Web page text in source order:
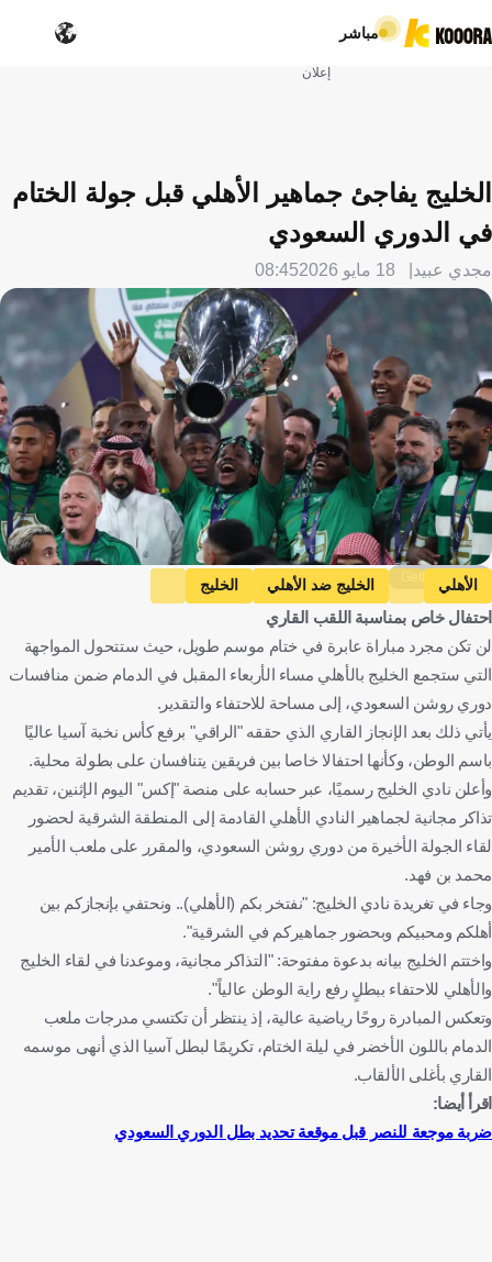
مباشر
إعلان
الخليج يفاجئ جماهير الأهلي قبل جولة الختام
في الدوري السعودي
مجدي عبيد 18 مايو 2026 08:45
Getty Images
الأهلي الخليج ضد الأهلي
الخليج
دوري روشن السعودي
المملكة العربية السعوديةاحتفال خاص بمناسبة اللقب القاري
لن تكن مجرد مباراة عابرة في ختام موسم طويل، حيث ستتحول المواجهة
التي ستجمع الخليج بالأهلي مساء الأربعاء المقبل في الدمام ضمن منافسات
دوري روشن السعودي، إلى مساحة للاحتفاء والتقدير.
يأتي ذلك بعد الإنجاز القاري الذي حققه "الراقي" برفع كأس نخبة آسيا عاليًا
باسم الوطن، وكأنها احتفالا خاصا بين فريقين يتنافسان على بطولة محلية.
وأعلن نادي الخليج رسميًا، عبر حسابه على منصة "إكس" اليوم الإثنين، تقديم
تذاكر مجانية لجماهير النادي الأهلي القادمة إلى المنطقة الشرقية لحضور
لقاء الجولة الأخيرة من دوري روشن السعودي، والمقرر على ملعب الأمير
محمد بن فهد.
وجاء في تغريدة نادي الخليج: "نفتخر بكم (الأهلي).. ونحتفي بإنجازكم بين
أهلكم ومحبيكم وبحضور جماهيركم في الشرقية".
واختتم الخليج بيانه بدعوة مفتوحة: "التذاكر مجانية، وموعدنا في لقاء الخليج
والأهلي للاحتفاء ببطلٍ رفع راية الوطن عالياً".
وتعكس المبادرة روحًا رياضية عالية، إذ ينتظر أن تكتسي مدرجات ملعب
الدمام باللون الأخضر في ليلة الختام، تكريمًا لبطل آسيا الذي أنهى موسمه
القاري بأغلى الألقاب.
اقرأ أيضا:
ضربة موجعة للنصر قبل موقعة تحديد بطل الدوري السعودي